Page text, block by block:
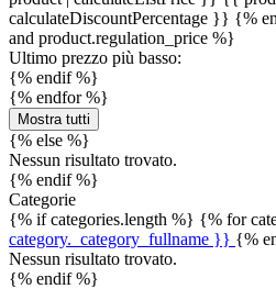
calculateDiscountPercentage }} {%
and product.regulation_price %}
Ultimo prezzo più basso:
{% endif %}
{% endfor %}
Mostra tutti
{% else %}
Nessun risultato trovato.
{% endif %}
Categorie
{% if categories.length %} {% for
category._category_fullname }} {%
Nessun risultato trovato.
{% endif %}